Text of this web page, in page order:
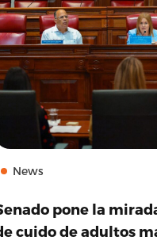
News
pone la
cuido de adultos